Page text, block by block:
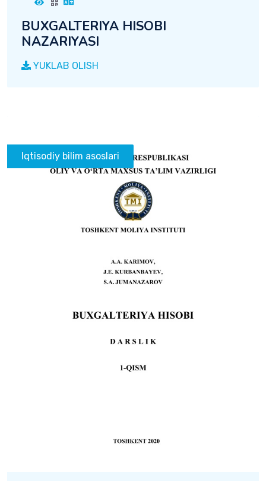
BUXGALTERIYA HISOBI
NAZARIYASI
YUKLAB OLISH
Iqtisodiy bilim asoslari